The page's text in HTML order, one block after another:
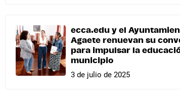
ecca.edu y el
Agaete renuevan su
para impulsar la
municipio
3 de julio de 2025